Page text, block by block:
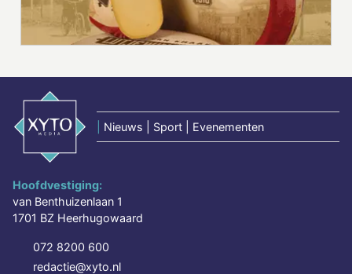
Nieuws | Sport | Evenementen
Hoofdvestiging:
van Benthuizenlaan 1
1701 BZ Heerhugowaard
072 8200 600
redactie@xyto.nl